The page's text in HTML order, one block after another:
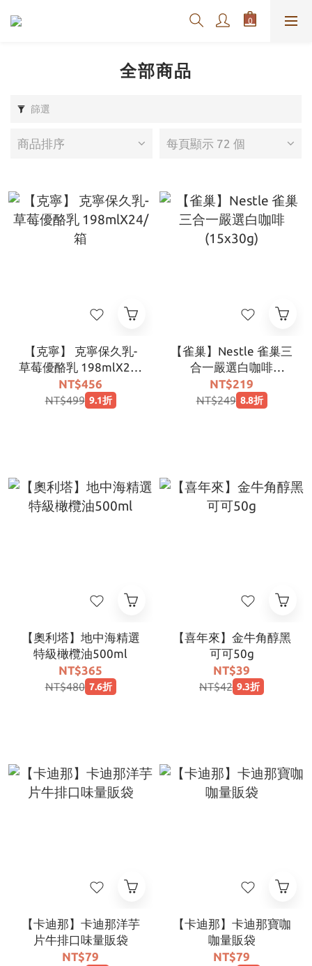
全部商品
篩選
商品排序 每頁顯示 72 個
【克寧】 克寧保久乳-
草莓優酪乳 198mlX24/
箱
NT$456
NT$499 9.1折
【雀巢】Nestle 雀巢三
合一嚴選白咖啡
(15x30g)
NT$219
NT$249 8.8折
【奧利塔】地中海精選
特級橄欖油500ml
NT$365
NT$480 7.6折
【喜年來】金牛角醇黑
可可50g
NT$39
NT$42 9.3折
【卡迪那】卡迪那洋芋
片牛排口味量販袋
NT$79
【卡迪那】卡迪那寶咖
咖量販袋
NT$79